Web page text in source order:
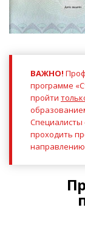
ВАЖНО!
программе
пройти
проходить
направлению